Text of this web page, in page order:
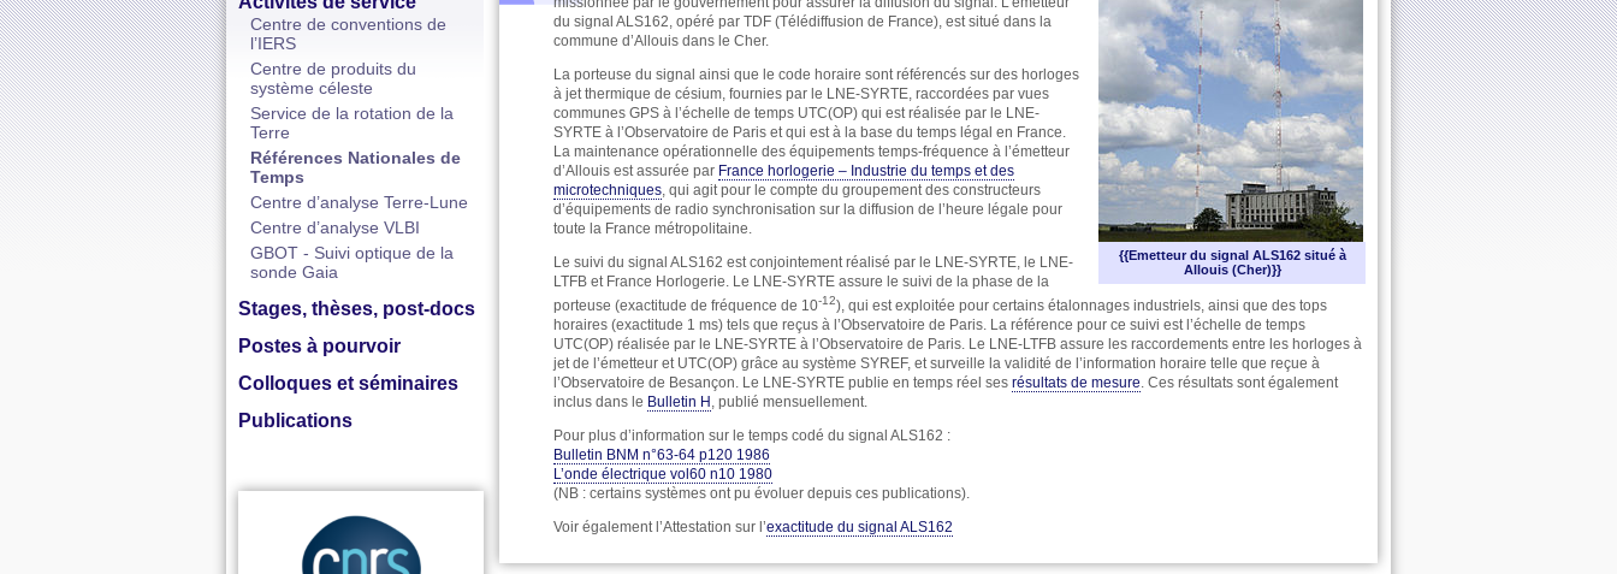
Centre de conventions de
l’IERS
Centre de produits du
système céleste
Service de la rotation de la
Terre
Références Nationales de
Temps
Centre d’analyse Terre-Lune
Centre d’analyse VLBI
GBOT - Suivi optique de la
sonde Gaia
Stages, thèses, post-docs
Postes à pourvoir
Colloques et séminaires
Publications
{{Emetteur du signal ALS162 situé à
Allouis (Cher)}}
du signal ALS162, opéré par TDF (Télédiffusion de France), est situé dans la
commune d’Allouis dans le Cher.
La porteuse du signal ainsi que le code horaire sont référencés sur des horloges
à jet thermique de césium, fournies par le LNE-SYRTE, raccordées par vues
communes GPS à l’échelle de temps UTC(OP) qui est réalisée par le LNE-
SYRTE à l’Observatoire de Paris et qui est à la base du temps légal en France.
La maintenance opérationnelle des équipements temps-fréquence à l’émetteur
d’Allouis est assurée par France horlogerie – Industrie du temps et des
microtechniques, qui agit pour le compte du groupement des constructeurs
d’équipements de radio synchronisation sur la diffusion de l’heure légale pour
toute la France métropolitaine.
Le suivi du signal ALS162 est conjointement réalisé par le LNE-SYRTE, le LNE-
LTFB et France Horlogerie. Le LNE-SYRTE assure le suivi de la phase de la
porteuse (exactitude de fréquence de 10-12), qui est exploitée pour certains étalonnages industriels, ainsi que des tops
horaires (exactitude 1 ms) tels que reçus à l’Observatoire de Paris. La référence pour ce suivi est l’échelle de temps
UTC(OP) réalisée par le LNE-SYRTE à l’Observatoire de Paris. Le LNE-LTFB assure les raccordements entre les horloges à
jet de l’émetteur et UTC(OP) grâce au système SYREF, et surveille la validité de l’information horaire telle que reçue à
l’Observatoire de Besançon. Le LNE-SYRTE publie en temps réel ses résultats de mesure. Ces résultats sont également
inclus dans le Bulletin H , publié mensuellement.
Pour plus d’information sur le temps codé du signal ALS162 :
Bulletin BNM n°63-64 p120 1986
L’onde électrique vol60 n10 1980
(NB : certains systèmes ont pu évoluer depuis ces publications).
Voir également l’Attestation sur l’exactitude du signal ALS162